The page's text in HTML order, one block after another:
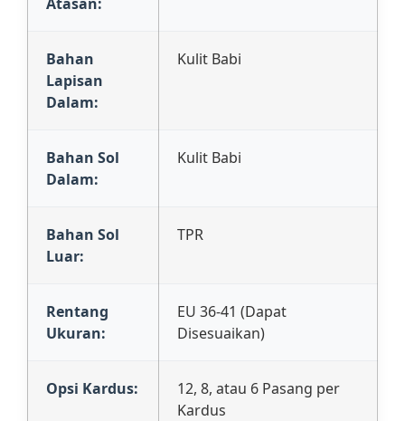
Bahan
Lapisan
Dalam:
Kulit Babi
Bahan Sol
Dalam:
Kulit Babi
Bahan Sol
Luar:
TPR
Rentang
Ukuran:
EU 36-41 (Dapat
Disesuaikan)
Opsi Kardus:
12, 8, atau 6 Pasang per
Kardus